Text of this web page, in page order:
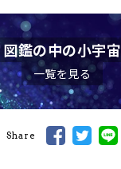
図鑑の中の小宇宙
一覧を見る
Share